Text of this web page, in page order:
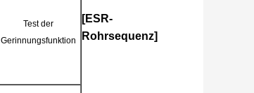
Test der
Gerinnungsfunktion
[ESR-
Rohrsequenz]